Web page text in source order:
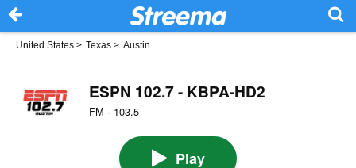
United States > Texas > Austin
ESPN 102.7 - KBPA-HD2
FM · 103.5
Play